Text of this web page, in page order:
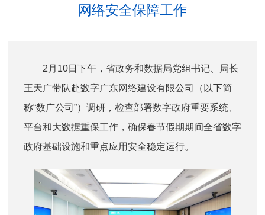
网络安全保障工作
2月10日下午，省政务和数据局党组书记、局长
王天广带队赴数字广东网络建设有限公司（以下简
称“数广公司”） 调研， 检查部署数字政府重要系统、
平台和大数据重保工作，确保春节假期期间全省数字
政府基础设施和重点应用安全稳定运行。